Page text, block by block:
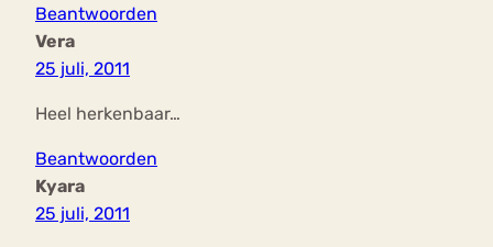
Beantwoorden
Vera
25 juli, 2011
Heel herkenbaar…
Beantwoorden
Kyara
25 juli, 2011